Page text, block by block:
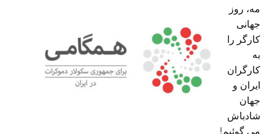
مه، روز
جهانی
کارگر را
به
کارگران
ایران و
جهان
شادباش
می گوئیم!